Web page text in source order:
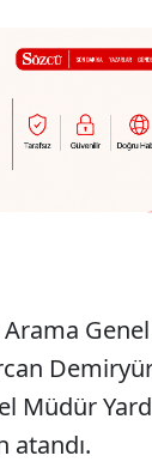
Müdür
atandı.